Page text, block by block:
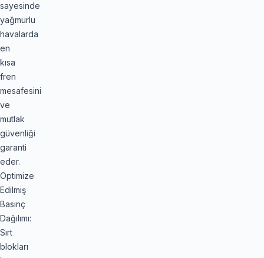
sayesinde
yağmurlu
havalarda
en
kısa
fren
mesafesini
ve
mutlak
güvenliği
garanti
eder.
Optimize
Edilmiş
Basınç
Dağılımı:
Sırt
blokları